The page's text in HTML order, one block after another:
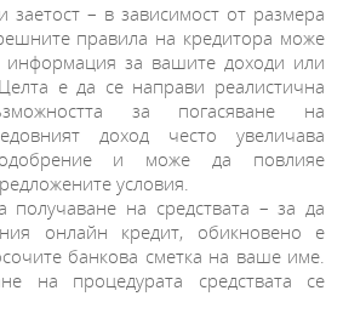
заетост – в зависимост от размера
правила на кредитора може
информация за вашите доходи или
е да се направи реалистична
за погасяване на
доход често увеличава
и може да повлияе
условия.
получаване на средствата – за да
онлайн кредит, обикновено е
банкова сметка на ваше име.
на процедурата средствата се